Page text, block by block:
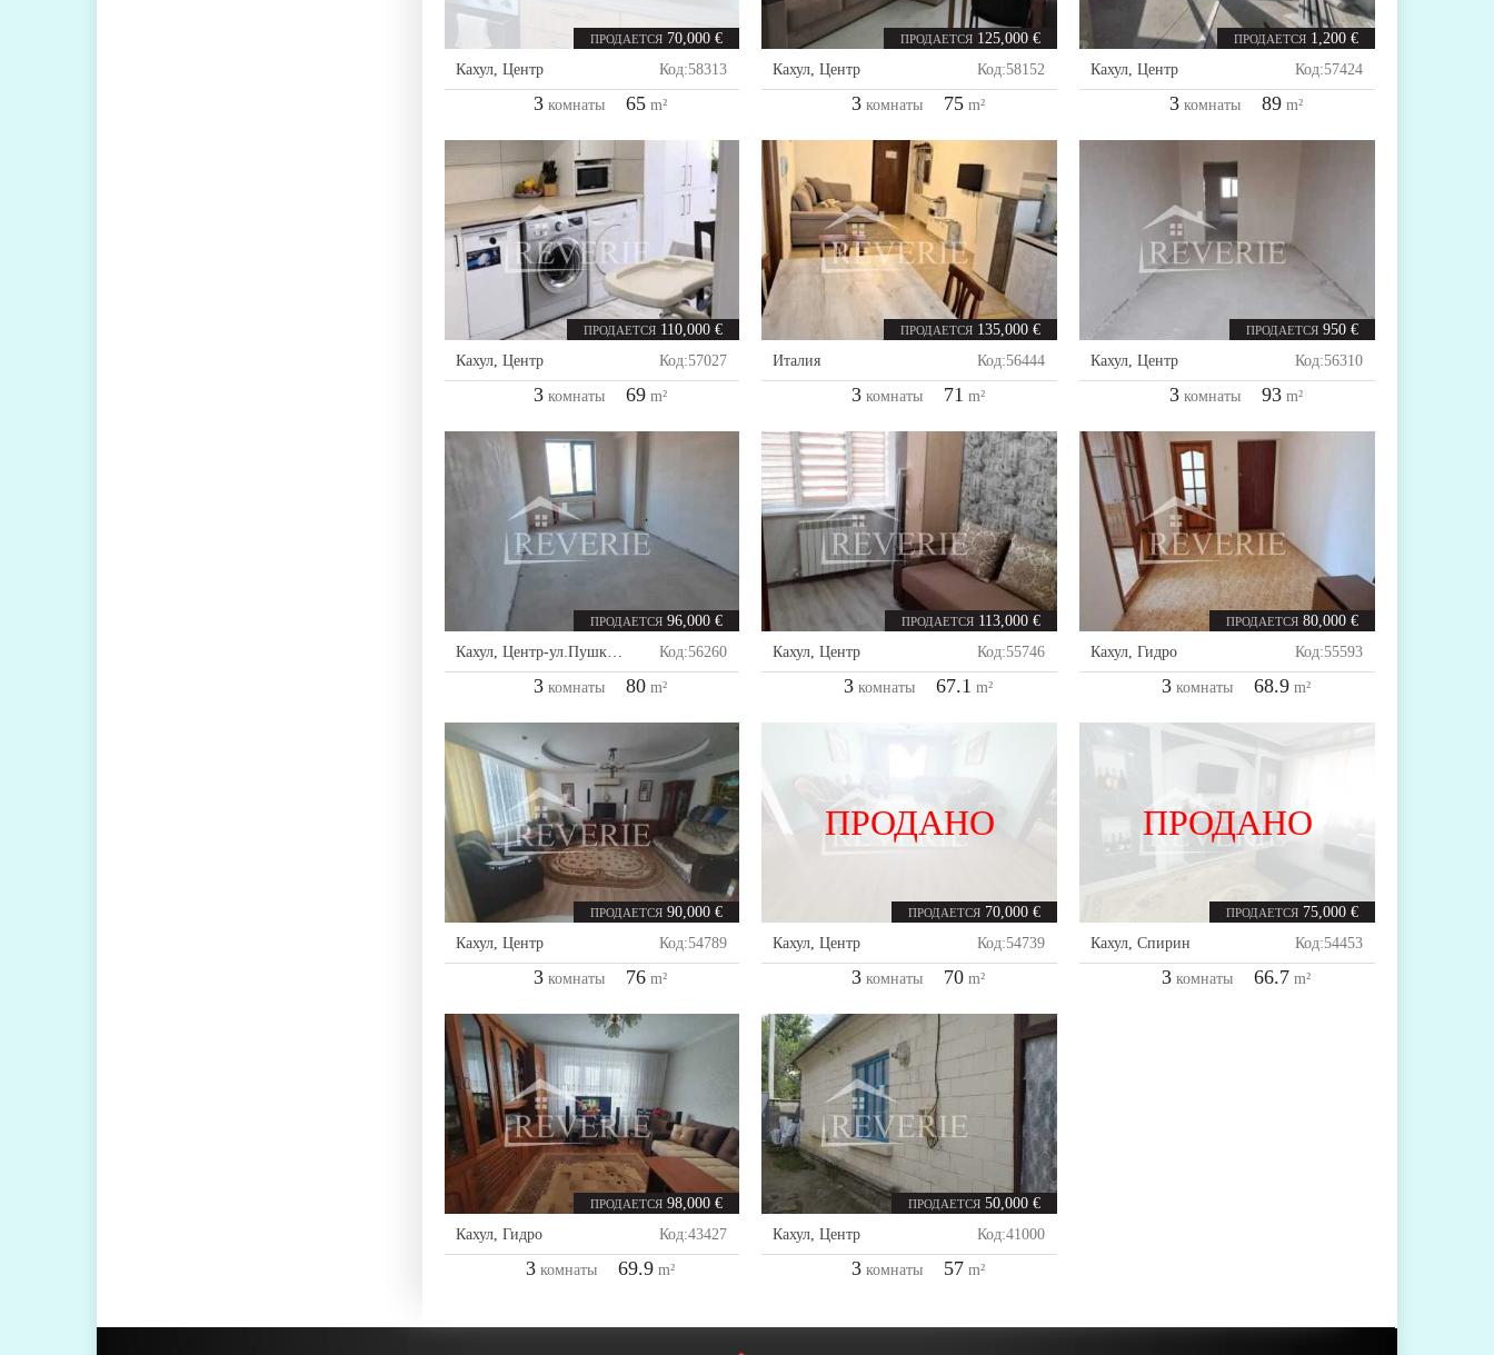
ПРОДАЕТСЯ 70,000 €
Кахул, Центр Код:58313
3комнаты 65m²
ПРОДАЕТСЯ 125,000 €
Кахул,Центр Код:58152
3комнаты 75m²
ПРОДАЕТСЯ 1,200 €
Кахул,Центр Код:57424
3комнаты 89m²
ПРОДАЕТСЯ 110,000 €
Кахул, Центр Код:57027
3комнаты 69m²
ПРОДАЕТСЯ 135,000 €
Италия
Код:56444
3комнаты 71 m²
ПРОДАЕТСЯ 950 €
Кахул,Центр Код:56310
3комнаты 93m²
ПРОДАЕТСЯ 96,000 €
Кахул, Центр-ул.Пушкина Код:56260
3комнаты 80m²
ПРОДАЕТСЯ 113,000 €
Кахул,Центр Код:55746
3комнаты 67.1 m²
ПРОДАЕТСЯ 80,000 €
Кахул,Гидро Код:55593
3комнаты 68.9m²
ПРОДАЕТСЯ 90,000 €
Кахул, Центр Код:54789
3комнаты 76m²
ПРОДАНО
ПРОДАЕТСЯ 70,000 €
Кахул,Центр Код:54739
3комнаты 70m²
ПРОДАНО
ПРОДАЕТСЯ 75,000 €
Кахул,Спирин Код:54453
3комнаты 66.7 m²
ПРОДАЕТСЯ 98,000 €
Кахул, Гидро Код:43427
3комнаты 69.9m²
ПРОДАЕТСЯ 50,000 €
Кахул,Центр Код:41000
3комнаты 57 m²